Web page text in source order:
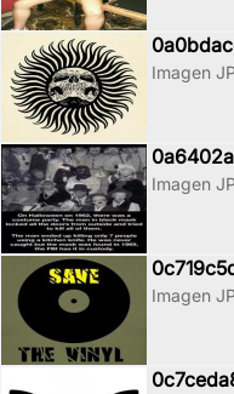
Imagen
Imagen
Imagen